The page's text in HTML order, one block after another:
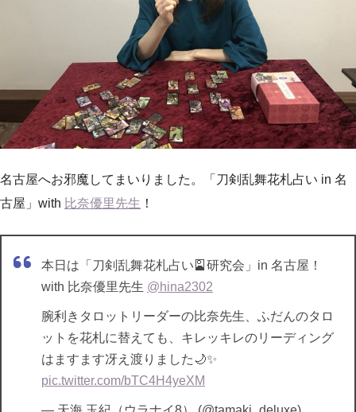
名古屋へお邪魔してまいりました。「刀剣乱舞花札占い in 名
古屋」with 比奈優里先生 ！
本日は「刀剣乱舞花札占い🎴研究会」in 名古屋！
with 比奈優里先生 @hina2302
腕利きタロットリーダーの比奈先生、ふだんのタロ
ットを花札に替えても、キレッキレのリーディング
はますます冴え渡りました🌙✨
pic.twitter.com/bTC4H4yeXM